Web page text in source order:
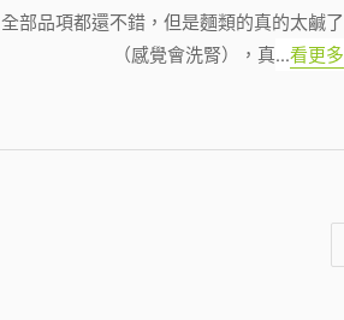
全部品項都還不錯，但是麵類的真的太鹹了
（感覺會洗腎），真...看更多